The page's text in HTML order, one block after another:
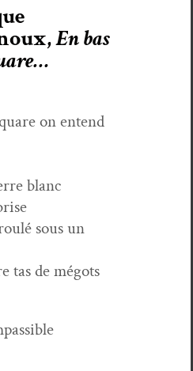
En bas
on entend
blanc
sous un
tas de mégots